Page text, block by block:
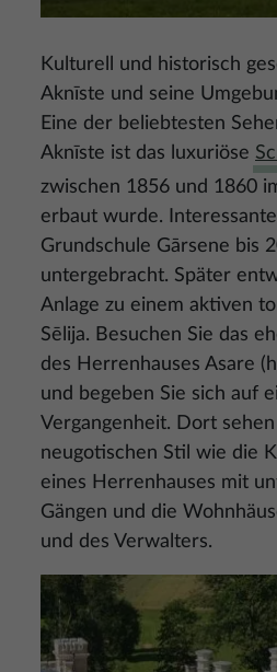
Kulturell und historisch
Aknīste und seine
Eine der beliebtesten
Aknīste ist das luxuriöse
zwischen 1856 und 1860
erbaut wurde.
Grundschule Gārsene bis
untergebracht. Später
Anlage zu einem aktiven
Sēlija. Besuchen Sie das
des Herrenhauses Asare
und begeben Sie sich auf
Vergangenheit. Dort
neugotischen Stil wie die
eines Herrenhauses mit
Gängen und die
und des Verwalters.
Bild